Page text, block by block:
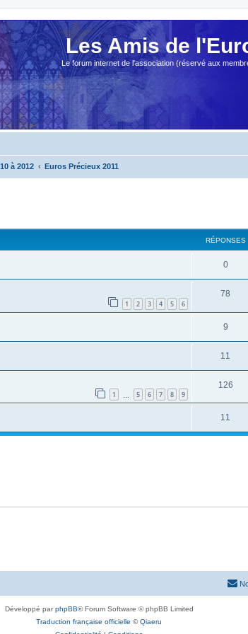
Les Amis de
Le forum internet de l'association (réservé aux
à 2012 Euros Précieux 2011
RÉPONSES
0
1 2 3 4 5 6
78
9
11
1 5 6 7 8 9
126
11
Développé parphpBB® Forum Software © phpBB Limited
Traduction française officielle ©Qiaeru